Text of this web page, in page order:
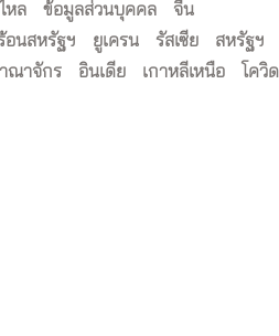
หล
ข้อมูลส่วนบุคคล
จีน
อนสหรัฐฯ
ยูเครน รัสเซีย
สหรัฐฯ
ณาจักร
อินเดีย เกาหลีเหนือ โควิ